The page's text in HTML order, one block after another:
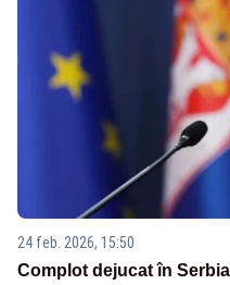
24 feb. 2026, 15:50
Complot dejucat în